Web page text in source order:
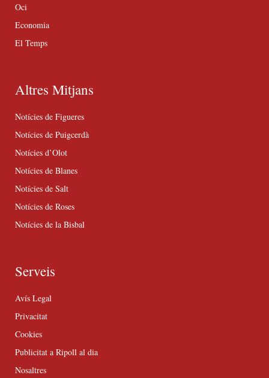
Oci
Economia
El Temps
Altres Mitjans
Notícies de Figueres
Notícies de Puigcerdà
Notícies d’Olot
Notícies de Blanes
Notícies de Salt
Notícies de Roses
Notícies de la Bisbal
Serveis
Avís Legal
Privacitat
Cookies
Publicitat a Ripoll al dia
Nosaltres